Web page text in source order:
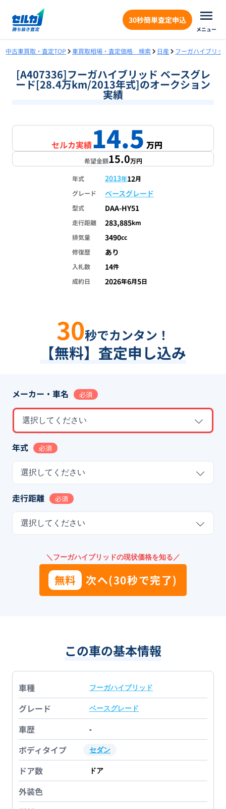
30秒簡単査定申込
メニュー
中古車買取・査定TOP 車買取相場・査定価格 検索 日産 フーガハイブリッ
[A407336]フーガハイブリッド ベースグレ
ード[28.4万km/2013年式]のオークション
実績
1/1
セルカ実績14.5万円
希望金額15.0万円
年式 2013年12月
グレード
ベースグレード
型式 DAA-HY51
走行距離 283,885km
排気量
3490cc
修復歴
あり
入札数 14件
成約日
2026年6月5日
30秒でカンタン！
【無料】査定申し込み
メーカー・車名 必須
選択してください
年式 必須
選択してください
走行距離 必須
選択してください
＼フーガハイブリッドの現状価格を知る／
無料 次へ(30秒で完了)
この車の基本情報
車種 フーガハイブリッド
グレード ベースグレード
車歴 -
ボディタイプ セダン
ドア数 ドア
外装色